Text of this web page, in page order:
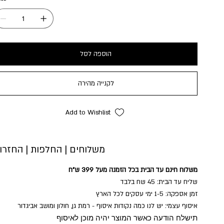
הוספה לסל
לקנייה מהירה
Add to Wishlist
משלוחים | החלפות |
משלוח חינם עד הבית בכל הזמנה מעל 399 ש"ח
שליח עד הבית: 45 שח בלבד
זמן אספקה: 1-5 ימי עסקים לכל הארץ
איסוף עצמי: יש לנו כמה נקודות איסוף - רמת גן, חולון ומושב אביגדור
תישלח הודעה כאשר המוצר יהיה מוכן לאיסוף